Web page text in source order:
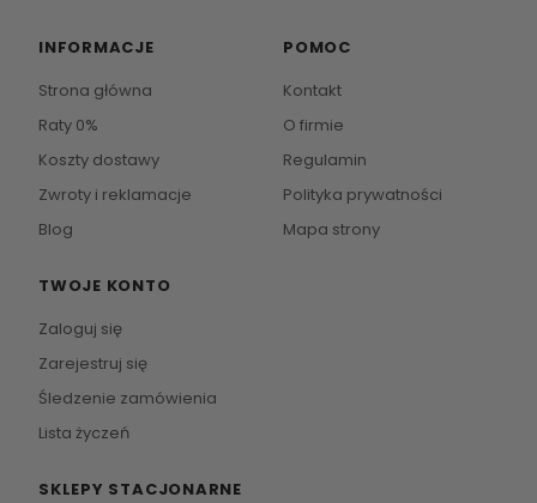
INFORMACJE
Strona główna
Raty 0%
Koszty dostawy
Zwroty i reklamacje
Blog
POMOC
Kontakt
O firmie
Regulamin
Polityka prywatności
Mapa strony
TWOJE KONTO
Zaloguj się
Zarejestruj się
Śledzenie zamówienia
Lista życzeń
SKLEPY STACJONARNE